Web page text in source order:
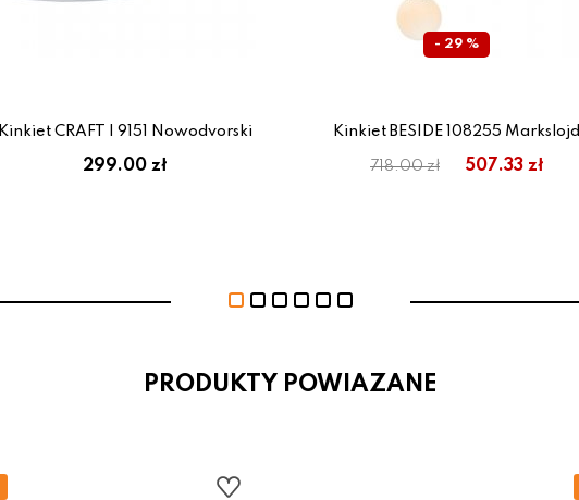
Kinkiet CRAFT I 9151 Nowodvorski
299.00 zł
- 29 %
Kinkiet BESIDE 108255 Markslojd
718.00 zł 507.33 zł
PRODUKTY POWIAZANE